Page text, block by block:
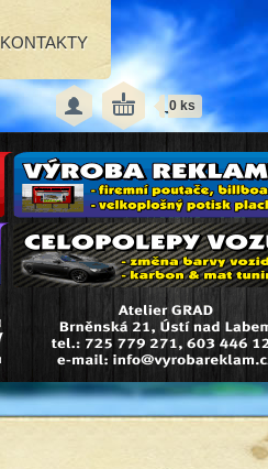
0 ks
KONTAKTY